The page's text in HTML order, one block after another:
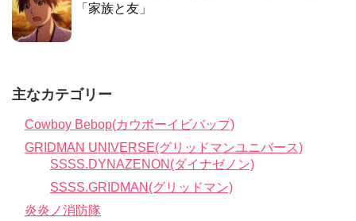
「家族と友」
主なカテゴリー
Cowboy Bebop(カウボーイビバップ)
GRIDMAN UNIVERSE(グリッドマンユニバース)
SSSS.DYNAZENON(ダイナゼノン)
SSSS.GRIDMAN(グリッドマン)
炎炎ノ消防隊